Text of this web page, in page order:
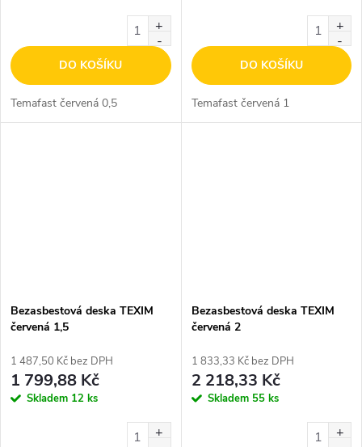
DO KOŠÍKU
Temafast červená 0,5
DO KOŠÍKU
Temafast červená 1
Bezasbestová deska TEXIM
červená 1,5
1 487,50 Kč bez DPH
1 799,88 Kč
Skladem 12 ks
Bezasbestová deska TEXIM
červená 2
1 833,33 Kč bez DPH
2 218,33 Kč
Skladem 55 ks